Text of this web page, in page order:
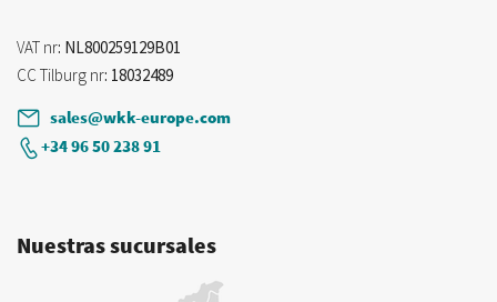
VAT nr: NL800259129B01
CC Tilburg nr: 18032489
sales@wkk-europe.com
+34 96 50 238 91
Nuestras sucursales